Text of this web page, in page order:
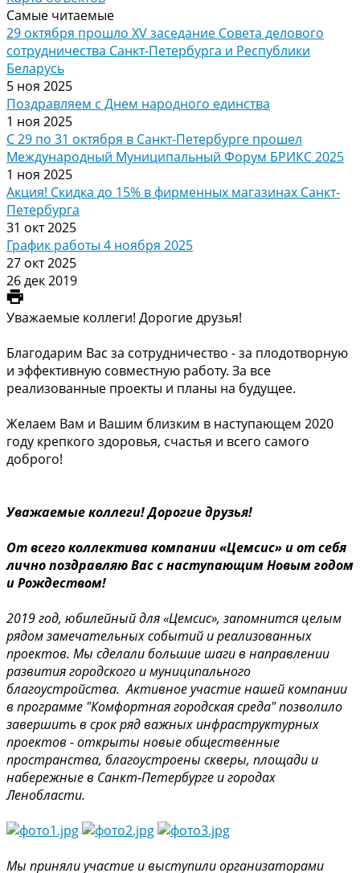
Самые читаемые
29 октября прошло XV заседание Совета делового
сотрудничества Санкт-Петербурга и Республики
Беларусь
5 ноя 2025
Поздравляем с Днем народного единства
1 ноя 2025
С 29 по 31 октября в Санкт-Петербурге прошел
Международный Муниципальный Форум БРИКС 2025
1 ноя 2025
Акция! Скидка до 15% в фирменных магазинах Санкт-
Петербурга
31 окт 2025
График работы 4 ноября 2025
27 окт 2025
26 дек 2019
Уважаемые коллеги! Дорогие друзья!
Благодарим Вас за сотрудничество - за плодотворную
и эффективную совместную работу. За все
реализованные проекты и планы на будущее.
Желаем Вам и Вашим близким в наступающем 2020
году крепкого здоровья, счастья и всего самого
доброго!
Уважаемые коллеги! Дорогие друзья!
От всего коллектива компании «Цемсис» и от себя
лично поздравляю Вас c наступающим Новым годом
и Рождеством!
2019 год, юбилейный для «Цемсис», запомнится целым
рядом замечательных событий и реализованных
проектов. Мы сделали большие шаги в направлении
развития городского и муниципального
благоустройства. Активное участие нашей компании
в программе "Комфортная городская среда" позволило
завершить в срок ряд важных инфраструктурных
проектов - открыты новые общественные
пространства, благоустроены скверы, площади и
набережные в Санкт-Петербурге и городах
Ленобласти.
Мы приняли участие и выступили организаторами